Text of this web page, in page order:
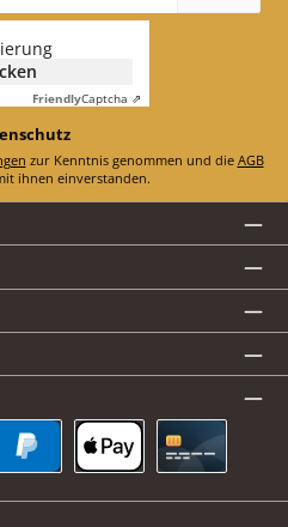
FriendlyCaptcha ⇗
zur Kenntnis genommen und die AGB
ihnen einverstanden.